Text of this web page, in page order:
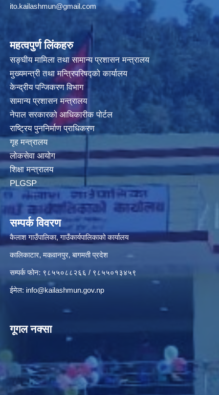
ito.kailashmun@gmail.com
महत्वपुर्ण लिंकहरु
सङ्घीय मामिला तथा सामान्य प्रशासन मन्त्रालय
मुख्यमन्त्री तथा मन्त्रिपरिषद्‍को कार्यालय
केन्द्रीय पन्जिकरण विभाग
सामान्य प्रशासन मन्त्रालय
नेपाल सरकारको आधिकारीक पोर्टल
राष्ट्रिय पुननिर्माण प्राधिकरण
गृह मन्त्रालय
लोकसेवा आयोग
शिक्षा मन्त्रालय
PLGSP
सम्पर्क विवरण
कैलाश गाउँपालिका, गाउँकार्यपालिकाको कार्यालय
कालिकाटार, मकवानपुर, बागमती प्रदेश
सम्पर्क फोन: ९८५५०८८२६६ / ९८५५०१३४५९
ईमेल: info@kailashmun.gov.np
गूगल नक्सा